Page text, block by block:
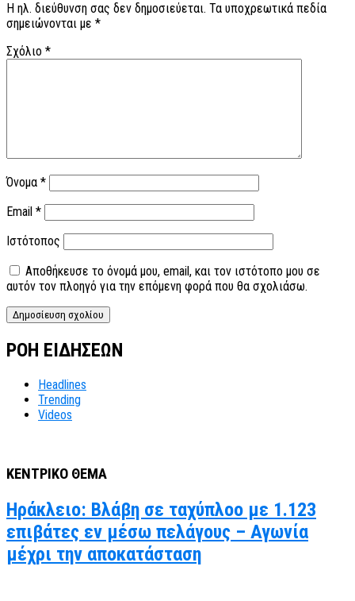
Η ηλ. διεύθυνση σας δεν δημοσιεύεται. Τα υποχρεωτικά πεδία
σημειώνονται με *
Σχόλιο *
Όνομα *
Email *
Ιστότοπος
Αποθήκευσε το όνομά μου, email, και τον ιστότοπο μου σε
αυτόν τον πλοηγό για την επόμενη φορά που θα σχολιάσω.
ΡΟΗ ΕΙΔΗΣΕΩΝ
Headlines
Trending
Videos
ΚΕΝΤΡΙΚΟ ΘΕΜΑ
Ηράκλειο: Βλάβη σε ταχύπλοο με 1.123
επιβάτες εν μέσω πελάγους – Αγωνία
μέχρι την αποκατάσταση